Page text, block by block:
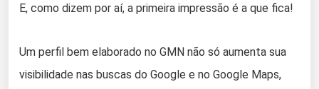
E, como dizem por aí, a primeira impressão é a que fica!
Um perfil bem elaborado no GMN não só aumenta sua
visibilidade nas buscas do Google e no Google Maps,